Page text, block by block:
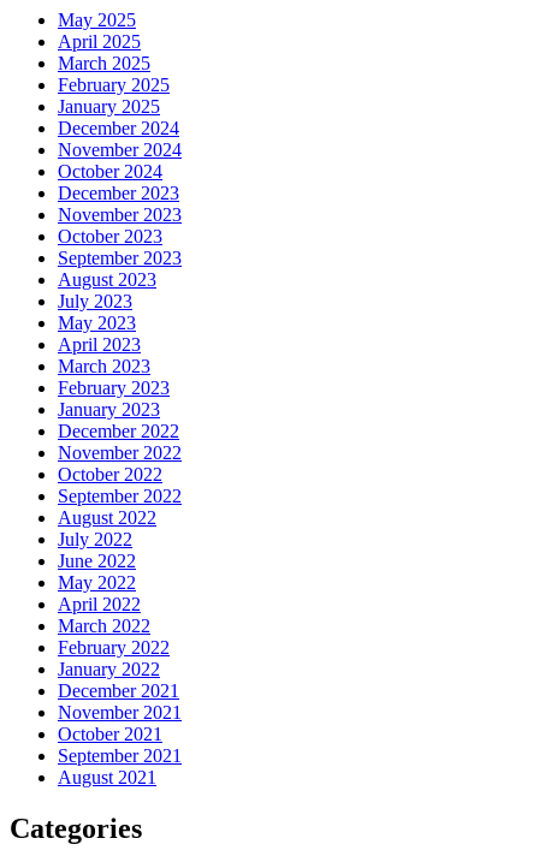
May 2025
April 2025
March 2025
February 2025
January 2025
December 2024
November 2024
October 2024
December 2023
November 2023
October 2023
September 2023
August 2023
July 2023
May 2023
April 2023
March 2023
February 2023
January 2023
December 2022
November 2022
October 2022
September 2022
August 2022
July 2022
June 2022
May 2022
April 2022
March 2022
February 2022
January 2022
December 2021
November 2021
October 2021
September 2021
August 2021
Categories